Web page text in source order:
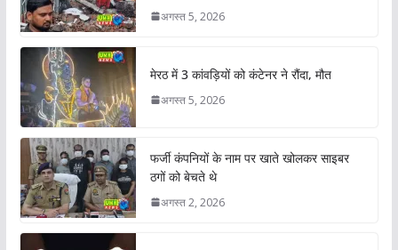
अगस्त 5, 2026
मेरठ में 3 कांवड़ियों को कंटेनर ने रौंदा, मौत
अगस्त 5, 2026
फर्जी कंपनियों के नाम पर खाते खोलकर साइबर
ठगों को बेचते थे
अगस्त 2, 2026